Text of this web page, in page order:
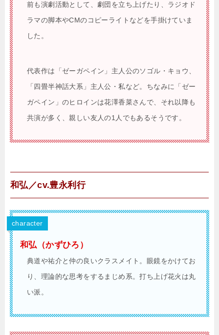
前も演劇活動として、劇団を立ち上げたり、ラジオド
ラマの脚本やCMのコピーライトなどを手掛けていま
した。
代表作は「ゼーガペイン」主人公のソゴル・キョウ、
「四畳半神話大系」主人公・私など。ちなみに「ゼー
ガペイン」のヒロインは花澤香菜さんで、それ以降も
共演が多く、親しい友人の1人でもあるそうです。
和弘／cv.豊永利行
character
和弘（かずひろ）
典道や祐介と仲の良いクラスメイト。眼鏡をかけてお
り、理論的な思考をするまじめ系。打ち上げ花火は丸
い派。